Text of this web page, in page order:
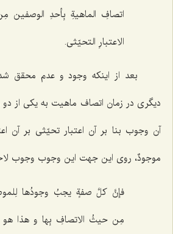
اتصافِ الماهیةِ بِأحدِ الوصفین
الاعتبارِ التحیّثی.
بعد از اینکه وجود و عدم
دیگری در زمان اتصاف ماهیت به یکی از
آن وجوب بنا بر آن اعتبار تحیّثی بر آن
موجودٌ، روی این جهت این وجوب وجوب
فإنَّ کلَّ صفةٍ یجبُ وجودُها
مِن حیثُ الاتصافِ بِها و هذا هو